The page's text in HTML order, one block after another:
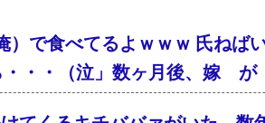
で食べてるよｗｗｗ 氏ねば
ら・・・（泣」数ヶ月後